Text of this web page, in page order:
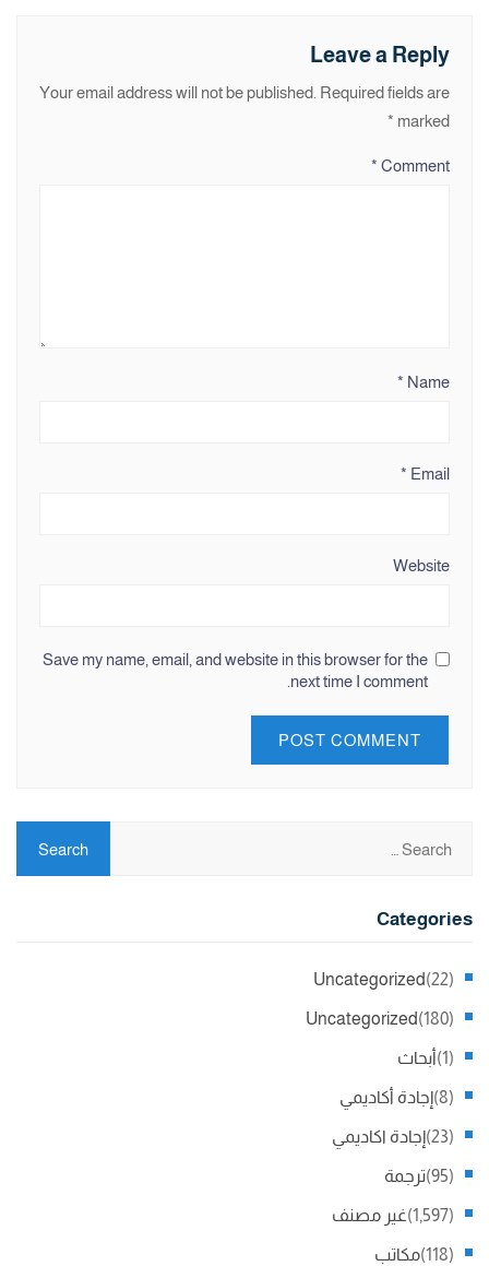
Leave a Reply
Your email address will not be published. Required fields are
marked
*
Comment
*
Name
*
Email
*
Website
Save my name, email, and website in this browser for the
next time I comment.
Categories
Uncategorized (22)
Uncategorized (180)
أبحاث (1)
إجادة أكاديمي (8)
إجادة اكاديمي (23)
ترجمة (95)
غير مصنف (1,597)
مكاتب (118)